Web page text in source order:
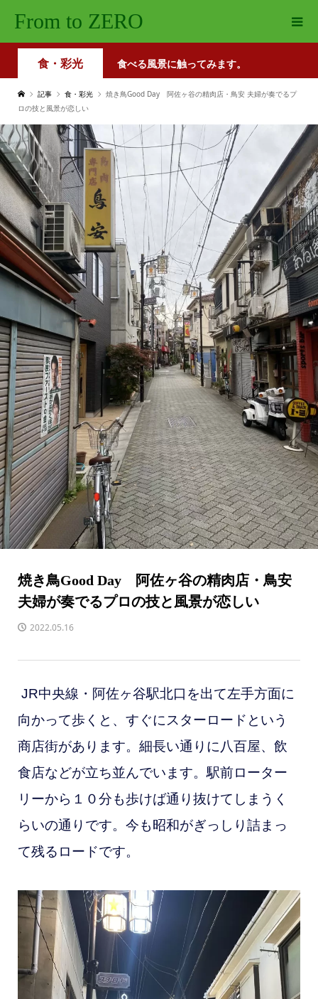
From to ZERO
食・彩光 食べる風景に触ってみます。
記事 食・彩光
焼き鳥Good Day 阿佐ヶ谷の精肉店・鳥安 夫婦が奏でるプ
ロの技と風景が恋しい
焼き鳥Good Day 阿佐ヶ谷の精肉店・鳥安
夫婦が奏でるプロの技と風景が恋しい
2022.05.16
JR中央線・阿佐ヶ谷駅北口を出て左手方面に
向かって歩くと、すぐにスターロードという
商店街があります。細長い通りに八百屋、 飲
食店などが立ち並んでいます。駅前ローター
リーから１０分も歩けば通り抜けてしまうく
らいの通りです。今も昭和がぎっしり詰まっ
て残るロードです。